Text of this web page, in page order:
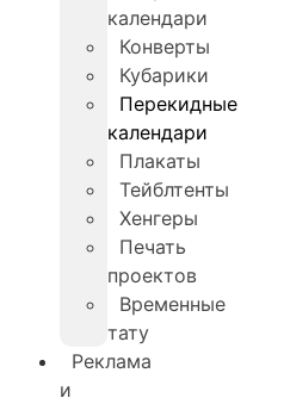
календари
Конверты
Кубарики
Перекидные
календари
Плакаты
Тейблтенты
Хенгеры
Печать
проектов
Временные
тату
Реклама
и